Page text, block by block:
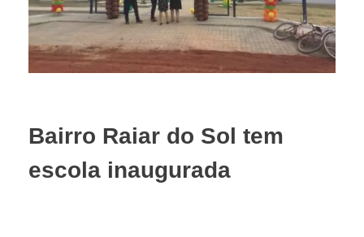
Bairro Raiar do Sol tem
escola inaugurada